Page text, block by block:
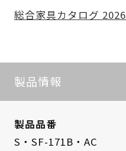
総合家具カタログ 2026
製品情報
製品品番
S・SF-171B・AC